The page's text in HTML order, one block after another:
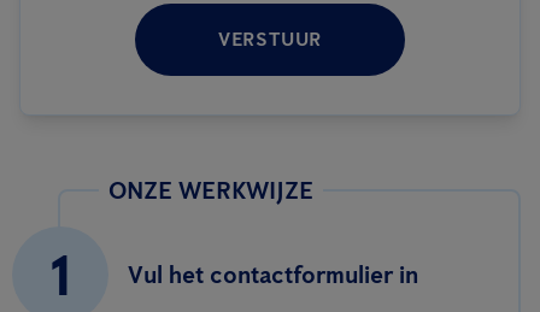
VERSTUUR
ONZE WERKWIJZE
1 Vul het contactformulier in